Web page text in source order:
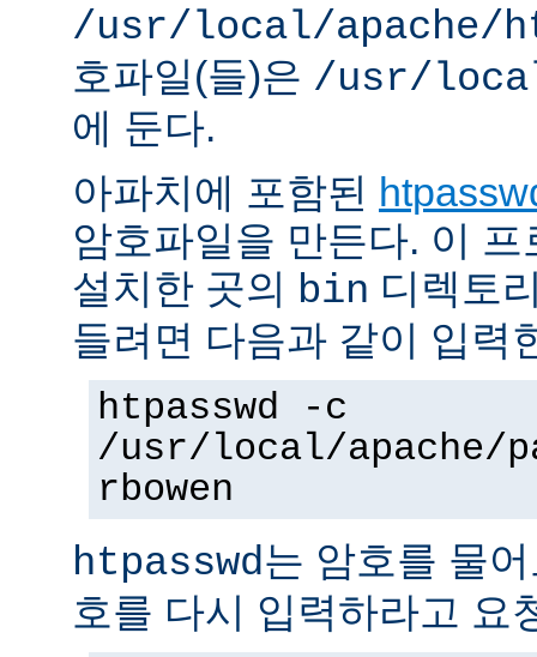
/usr/local/apache/
호파일(들)은 /usr/
에 둔다.
아파치에 포함된
암호파일을 만든다. 이
설치한 곳의 bin 디렉토
들려면 다음과 같이 입력
htpasswd -c
/usr/local/apache/
rbowen
htpasswd는 암호를 물
호를 다시 입력하라고 요